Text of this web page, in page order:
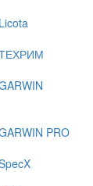
PRO